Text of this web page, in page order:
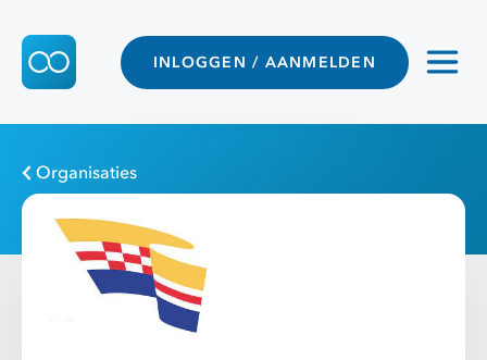
INLOGGEN / AANMELDEN
Organisaties